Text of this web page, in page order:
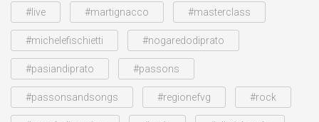
#live #martignacco #masterclass
#michelefischietti #nogaredodiprato
#pasiandiprato #passons
#passonsandsongs #regionefvg #rock